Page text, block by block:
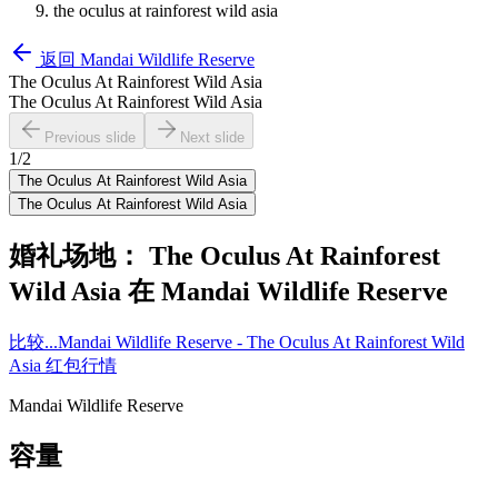
the oculus at rainforest wild asia
返回 Mandai Wildlife Reserve
The Oculus At Rainforest Wild Asia
The Oculus At Rainforest Wild Asia
Previous slide Next slide
1/2
The Oculus At Rainforest Wild Asia
The Oculus At Rainforest Wild Asia
婚礼场地： The Oculus At Rainforest
Wild Asia 在 Mandai Wildlife Reserve
比较...Mandai Wildlife Reserve - The Oculus At Rainforest Wild
Asia 红包行情
Mandai Wildlife Reserve
容量